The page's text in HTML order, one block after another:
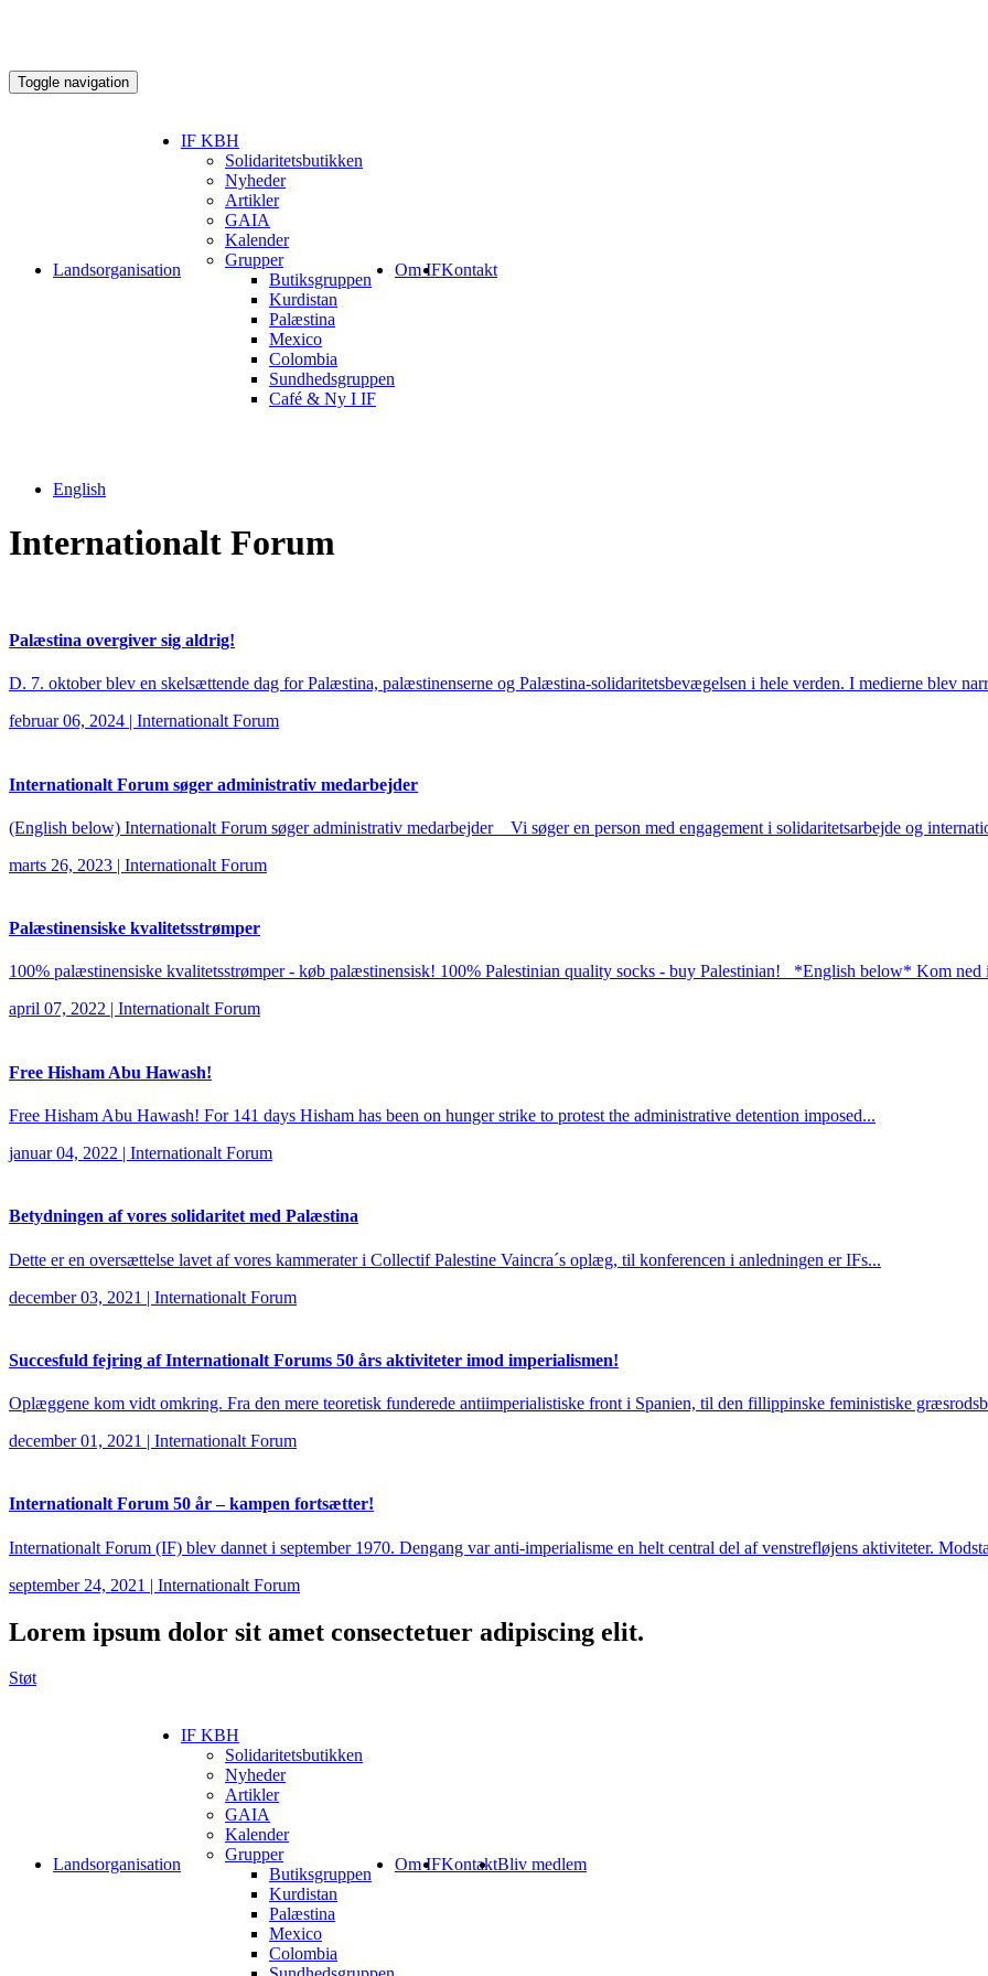
Toggle navigation
Landsorganisation
IF KBH
Solidaritetsbutikken
Nyheder
Artikler
GAIA
Kalender
Grupper
Butiksgruppen
Kurdistan
Palæstina
Mexico
Colombia
Sundhedsgruppen
Café & Ny I IF
Om IFKontakt
English
Internationalt Forum
Palæstina overgiver sig aldrig!
D. 7. oktober blev en skelsættende dag for Palæstina, palæstinenserne og Palæstina-solidaritetsbevægelsen i hele verden. I medierne blev
februar 06, 2024 | Internationalt Forum
Internationalt Forum søger administrativ medarbejder
(English below) Internationalt Forum søger administrativ medarbejder Vi søger en person med engagement i solidaritetsarbejde og
marts 26, 2023 | Internationalt Forum
Palæstinensiske kvalitetsstrømper
100% palæstinensiske kvalitetsstrømper - køb palæstinensisk! 100% Palestinian quality socks - buy Palestinian! *English below* Kom ned
april 07, 2022
Internationalt Forum
Free Hisham Abu Hawash!
Free Hisham Abu Hawash! For 141 days Hisham has been on hunger strike to protest the administrative detention imposed...
januar 04, 2022 | Internationalt Forum
Betydningen af vores solidaritet med Palæstina
Dette er en oversættelse lavet af vores kammerater i Collectif Palestine Vaincra´s oplæg, til konferencen i anledningen er IFs...
december 03, 2021 | Internationalt Forum
Succesfuld fejring af Internationalt Forums 50 års aktiviteter imod imperialismen!
Oplæggene kom vidt omkring. Fra den mere teoretisk funderede antiimperialistiske front i Spanien, til den fillippinske feministiske
december 01, 2021 | Internationalt Forum
Internationalt Forum 50 år – kampen fortsætter!
Internationalt Forum (IF) blev dannet i september 1970. Dengang var anti-imperialisme en helt central del af venstrefløjens aktiviteter.
september 24, 2021 | Internationalt Forum
Lorem ipsum dolor sit amet consectetuer adipiscing elit.
Støt
Landsorganisation
IF KBH
Solidaritetsbutikken
Nyheder
Artikler
GAIA
Kalender
Grupper
Butiksgruppen
Kurdistan
Palæstina
Mexico
Colombia
Om IFKontaktBliv medlem